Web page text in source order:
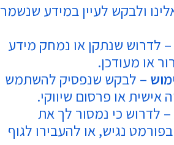
ולבקש לעיין במידע שנשמר
– לדרוש שנתקן או נמחק מידע
או מעודכן.
– לבקש שנפסיק להשתמש
אישית או פרסום שיווקי.
– לדרוש כי נמסור לך את
נגיש, או להעבירו לגוף